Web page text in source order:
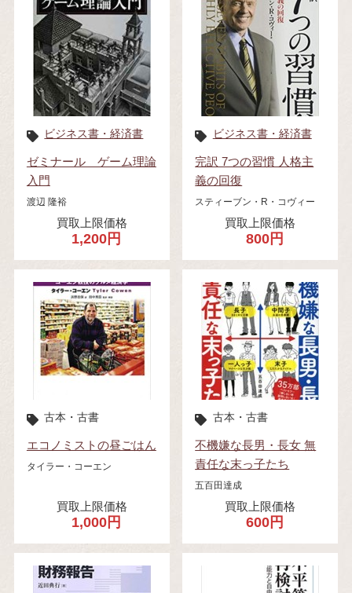
ビジネス書・経済書
ゼミナール ゲーム理論
入門
渡辺 隆裕
買取上限価格
1,200円
ビジネス書・経済書
完訳 7つの習慣 人格主
義の回復
スティーブン・R・コヴィー
買取上限価格
800円
古本・古書
エコノミストの昼ごはん
タイラー・コーエン
買取上限価格
1,000円
古本・古書
不機嫌な長男・長女 無
責任な末っ子たち
五百田達成
買取上限価格
600円